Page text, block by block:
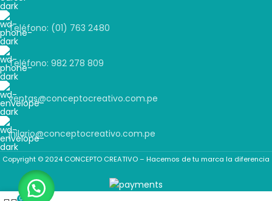
Teléfono: (01) 763 2480
Teléfono: 982 278 809
ventas@conceptocreativo.com.pe
jhilario@conceptocreativo.com.pe
Copyright © 2024 CONCEPTO CREATIVO – Hacemos de tu marca la diferencia
0